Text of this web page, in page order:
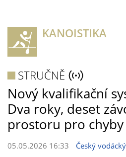
KANOISTIKA
STRUČNĚ
Nový kvalifikační
Dva roky, deset
prostoru pro chyby
05.05.2026 16:33 Český